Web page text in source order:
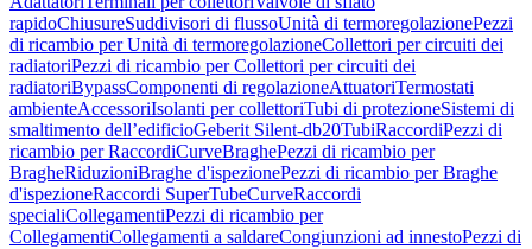
rapidoChiusureSuddivisori di flussoUnità di termoregolazionePezzi
di ricambio per Unità di termoregolazioneCollettori per circuiti dei
radiatoriPezzi di ricambio per Collettori per circuiti dei
radiatoriBypassComponenti di regolazioneAttuatoriTermostati
ambienteAccessoriIsolanti per collettoriTubi di protezioneSistemi di
smaltimento dell’edificioGeberit Silent-db20TubiRaccordiPezzi di
ricambio per RaccordiCurveBraghePezzi di ricambio per
BragheRiduzioniBraghe d'ispezionePezzi di ricambio per Braghe
d'ispezioneRaccordi SuperTubeCurveRaccordi
specialiCollegamentiPezzi di ricambio per
CollegamentiCollegamenti a saldareCongiunzioni ad innestoPezzi di